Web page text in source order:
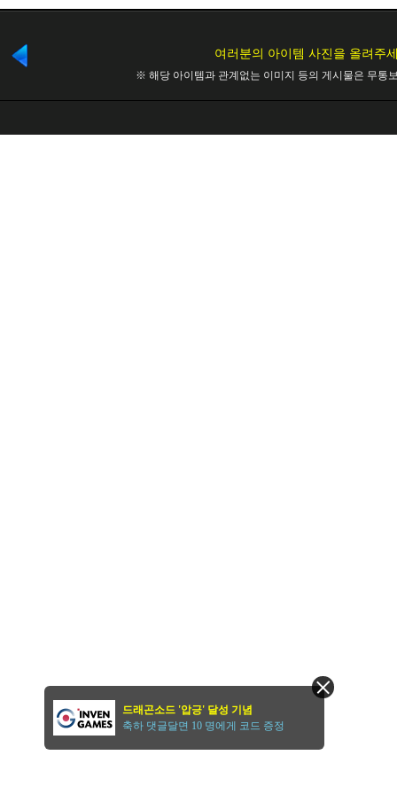
여러분의 아이템 사진을 올려주
※ 해당 아이템과 관계없는 이미지 등의 게시물은 무통
드래곤소드 '압긍' 달성 기념
축하 댓글달면 10 명에게 코드 증정